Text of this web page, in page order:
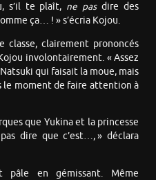
s’il te plaît, ne pasdire des
ça… ! » s’écria Kojou.
classe, clairement prononcés
involontairement. « Assez
qui faisait la moue, mais
le moment de faire attention à
que Yukina et la princesse
dire que c’est…, » déclara
pâle en gémissant. Même